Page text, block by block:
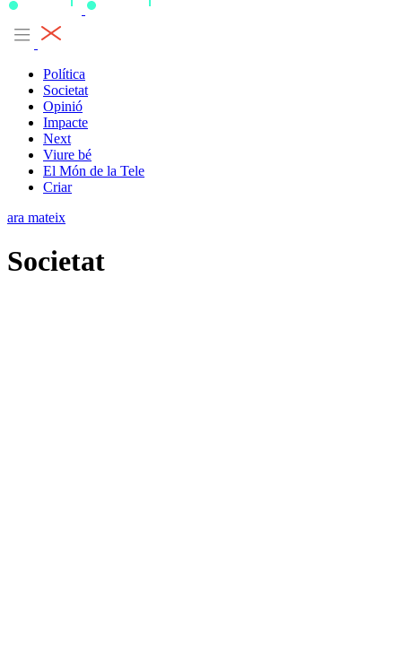
Política
Societat
Opinió
Impacte
Next
Viure bé
El Món de la Tele
Criar
ara mateix
Societat